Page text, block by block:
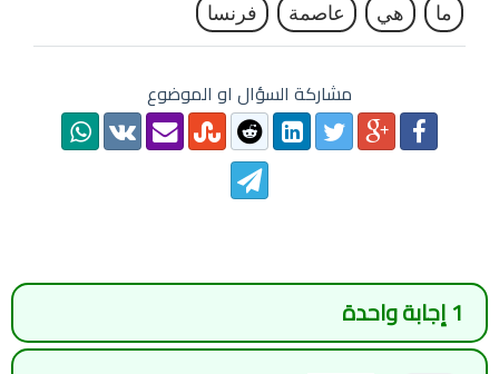
ما هي عاصمة فرنسا
مشاركة السؤال او الموضوع
1إجابة واحدة